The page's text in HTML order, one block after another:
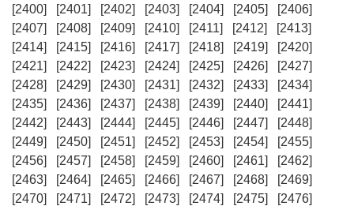
[2400]
[2401] [2402] [2403] [2404] [2405]
[2406]
[2407]
[2408] [2409] [2410] [2411] [2412]
[2413]
[2414]
[2415] [2416] [2417] [2418] [2419]
[2420]
[2421]
[2422] [2423] [2424] [2425] [2426]
[2427]
[2428]
[2429] [2430] [2431] [2432] [2433]
[2434]
[2435]
[2436] [2437] [2438] [2439] [2440]
[2441]
[2442]
[2443] [2444] [2445] [2446] [2447]
[2448]
[2449]
[2450] [2451] [2452] [2453] [2454]
[2455]
[2456]
[2457] [2458] [2459] [2460] [2461]
[2462]
[2463]
[2464] [2465] [2466] [2467] [2468]
[2469]
[2470]
[2471] [2472] [2473] [2474] [2475]
[2476]